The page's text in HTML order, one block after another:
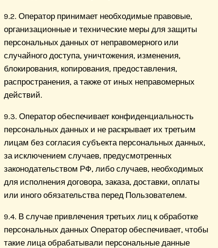
9.2. Оператор принимает необходимые правовые,
организационные и технические меры для защиты
персональных данных от неправомерного или
случайного доступа, уничтожения, изменения,
блокирования, копирования, предоставления,
распространения, а также от иных неправомерных
действий.
9.3. Оператор обеспечивает конфиденциальность
персональных данных и не раскрывает их третьим
лицам без согласия субъекта персональных данных,
за исключением случаев, предусмотренных
законодательством РФ, либо случаев, необходимых
для исполнения договора, заказа, доставки, оплаты
или иного обязательства перед Пользователем.
9.4. В случае привлечения третьих лиц к обработке
персональных данных Оператор обеспечивает, чтобы
такие лица обрабатывали персональные данные